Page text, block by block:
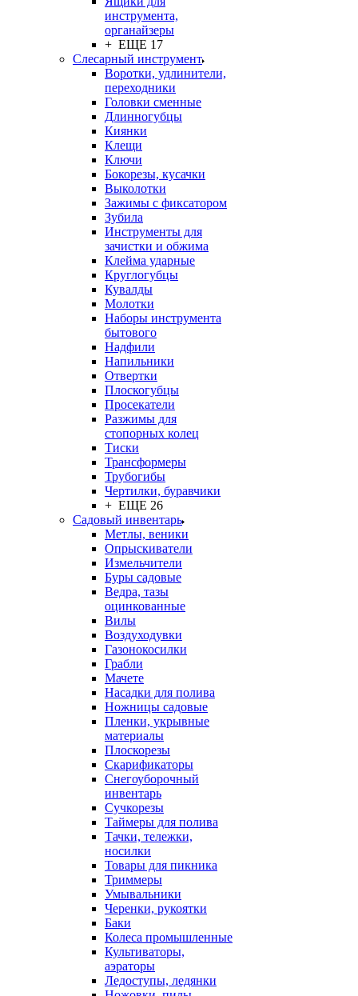
инструмента,
органайзеры
+ ЕЩЕ 17
Слесарный инструмент
Воротки, удлинители,
переходники
Головки сменные
Длинногубцы
Киянки
Клещи
Ключи
Бокорезы, кусачки
Выколотки
Зажимы с фиксатором
Зубила
Инструменты для
зачистки и обжима
Клейма ударные
Круглогубцы
Кувалды
Молотки
Наборы инструмента
бытового
Надфили
Напильники
Отвертки
Плоскогубцы
Просекатели
Разжимы для
стопорных колец
Тиски
Трансформеры
Трубогибы
Чертилки, буравчики
+ ЕЩЕ 26
Садовый инвентарь
Метлы, веники
Опрыскиватели
Измельчители
Буры садовые
Ведра, тазы
оцинкованные
Вилы
Воздуходувки
Газонокосилки
Грабли
Мачете
Насадки для полива
Ножницы садовые
Пленки, укрывные
материалы
Плоскорезы
Скарификаторы
Снегоуборочный
инвентарь
Сучкорезы
Таймеры для полива
Тачки, тележки,
носилки
Товары для пикника
Триммеры
Умывальники
Черенки, рукоятки
Баки
Колеса промышленные
Культиваторы,
аэраторы
Ледоступы, ледянки